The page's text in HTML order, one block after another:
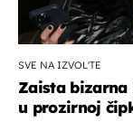
SVE NA IZVOL'TE
Zaista bizarna
u prozirnoj